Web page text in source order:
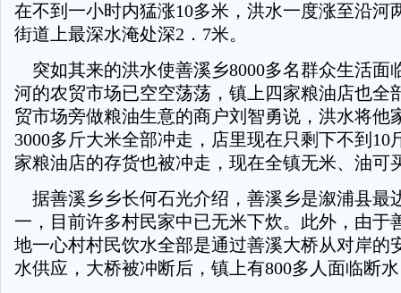
在不到一小时内猛涨10多米，洪水一度涨至沿河
街道上最深水淹处深2．7米。
突如其来的洪水使善溪乡8000多名群众生活面
河的农贸市场已空空荡荡，镇上四家粮油店也全
贸市场旁做粮油生意的商户刘智勇说，洪水将他
3000多斤大米全部冲走，店里现在只剩下不到10
家粮油店的存货也被冲走，现在全镇无米、油可
据善溪乡乡长何石光介绍，善溪乡是溆浦县最
一，目前许多村民家中已无米下炊。此外，由于
地一心村村民饮水全部是通过善溪大桥从对岸的
水供应，大桥被冲断后，镇上有800多人面临断